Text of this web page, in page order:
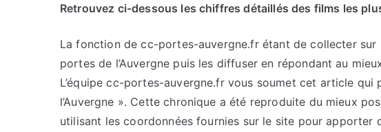
Retrouvez ci-dessous les chiffres détaillés des films les
La fonction de cc-portes-auvergne.fr étant de collecter
portes de l’Auvergne puis les diffuser en répondant au
L’équipe cc-portes-auvergne.fr vous soumet cet article qui
l’Auvergne ». Cette chronique a été reproduite du mieux
utilisant les coordonnées fournies sur le site pour